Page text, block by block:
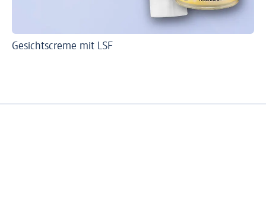
Gesichtscreme mit LSF